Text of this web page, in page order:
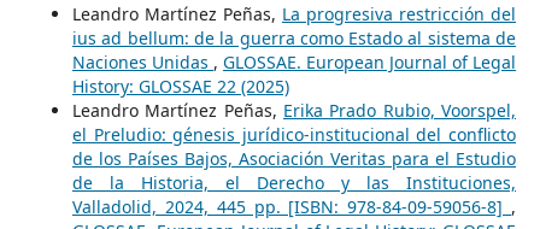
Leandro Martínez Peñas, La progresiva restricción del
ius ad bellum: de la guerra como Estado al sistema de
Naciones Unidas ,GLOSSAE. European Journal of Legal
History: GLOSSAE 22 (2025)
Leandro Martínez Peñas, Erika Prado Rubio, Voorspel,
el Preludio: génesis jurídico-institucional del conflicto
de los Países Bajos, Asociación Veritas para el Estudio
de la Historia, el Derecho y las Instituciones,
Valladolid, 2024, 445 pp. [ISBN: 978-84-09-59056-8] ,